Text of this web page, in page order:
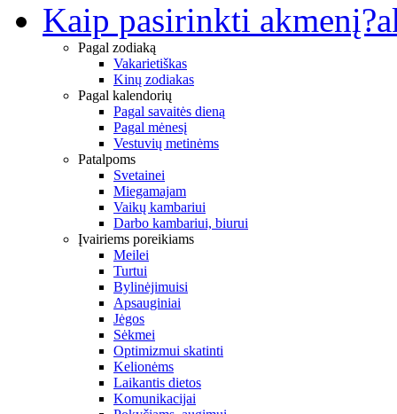
Kaip pasirinkti akmenį?
Pagal zodiaką
Vakarietiškas
Kinų zodiakas
Pagal kalendorių
Pagal savaitės dieną
Pagal mėnesį
Vestuvių metinėms
Patalpoms
Svetainei
Miegamajam
Vaikų kambariui
Darbo kambariui, biurui
Įvairiems poreikiams
Meilei
Turtui
Bylinėjimuisi
Apsauginiai
Jėgos
Sėkmei
Optimizmui skatinti
Kelionėms
Laikantis dietos
Komunikacijai